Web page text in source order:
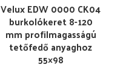
Velux EDW 0000 CK04
burkolókeret 8-120
mm profilmagasságú
tetőfedő anyaghoz
55×98